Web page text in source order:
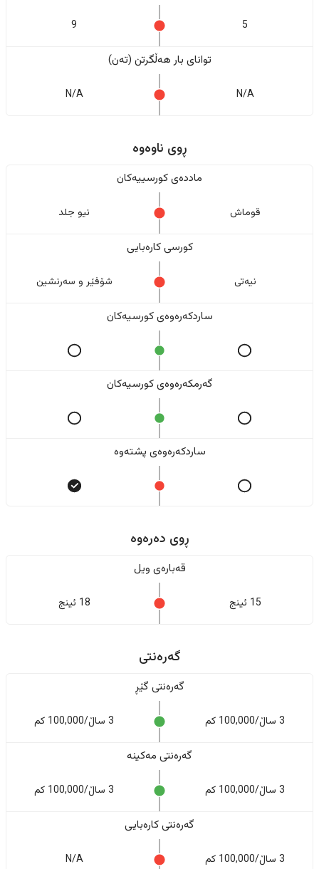
5
9
تواناى بار هەڵگرتن (تەن)
N/A
N/A
ڕوی ناوەوە
ماددەی کورسییەکان
قوماش نیو جلد
کورسی کارەبایی
نیەتی شۆفێر و سەرنشین
ساردکەرەوەی کورسیەکان
گەرمکەرەوەی کورسیەکان
ساردکەرەوەی پشتەوە
ڕوی دەرەوە
قەبارەی ویل
15 ئینج 18 ئینج
گەرەنتی
گەرەنتی گێڕ
3 ساڵ/100,000 کم 3 ساڵ/100,000 کم
گەرەنتی مەکینە
3 ساڵ/100,000 کم 3 ساڵ/100,000 کم
گەرەنتی کارەبایی
3 ساڵ/100,000 کم N/A